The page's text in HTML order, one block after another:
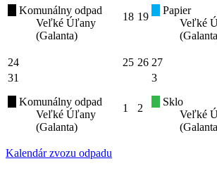
Komunálny odpad
Veľké Úľany
(Galanta)
18 19
Papier
Veľké
24 25 26 27
31
Komunálny odpad
Veľké Úľany
(Galanta)
1 2
3
Sklo
Veľké
Kalendár zvozu odpadu